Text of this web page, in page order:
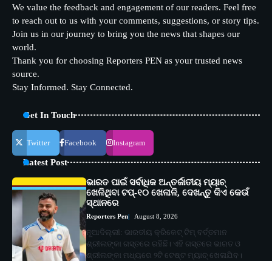
We value the feedback and engagement of our readers. Feel free
to reach out to us with your comments, suggestions, or story tips.
Join us in our journey to bring you the news that shapes our
world.
Thank you for choosing Reporters PEN as your trusted news
source.
Stay Informed. Stay Connected.
Get In Touch
Twitter Facebook Instagram
Latest Post
ଭାରତ ପାଇଁ ସର୍ବାଧିକ ଅନ୍ତର୍ଜାତୀୟ ମ୍ୟାଚ୍
ଖେଳିଥିବା ଟପ୍-୧୦ ଖେଳାଳି, ଦେଖନ୍ତୁ କିଏ କେଉଁ
ସ୍ଥାନରେ
Reporters Pen August 8, 2026
ନୂଆଦିଲ୍ଲୀ: ଭାରତୀୟ କ୍ରିକେଟ୍ ଟିମ୍ ବର୍ତ୍ତମାନ
ଶ୍ରୀଲଙ୍କା ଗସ୍ତରେ ରହିଛି। ଏହି ଗସ୍ତରେ ଭାରତ ଓ
ଶ୍ରୀଲଙ୍କା ମଧ୍ୟରେ ୨ଟି ଟେଷ୍ଟ ମ୍ୟାଚ୍ ଖେଳାଯିବ।